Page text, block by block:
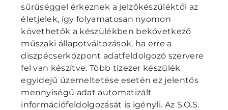
sűrűséggel érkeznek a jelzőkészüléktől az
életjelek, így folyamatosan nyomon
követhetők a készülékben bekövetkező
műszaki állapotváltozások, ha erre a
diszpécserközpont adatfeldolgozó szervere
fel van készítve. Több tízezer készülék
egyidejű üzemeltetése esetén ez jelentős
mennyiségű adat automatizált
információfeldolgozását is igényli. Az S.O.S.